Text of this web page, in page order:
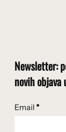
Newsletter:
novih
Email *